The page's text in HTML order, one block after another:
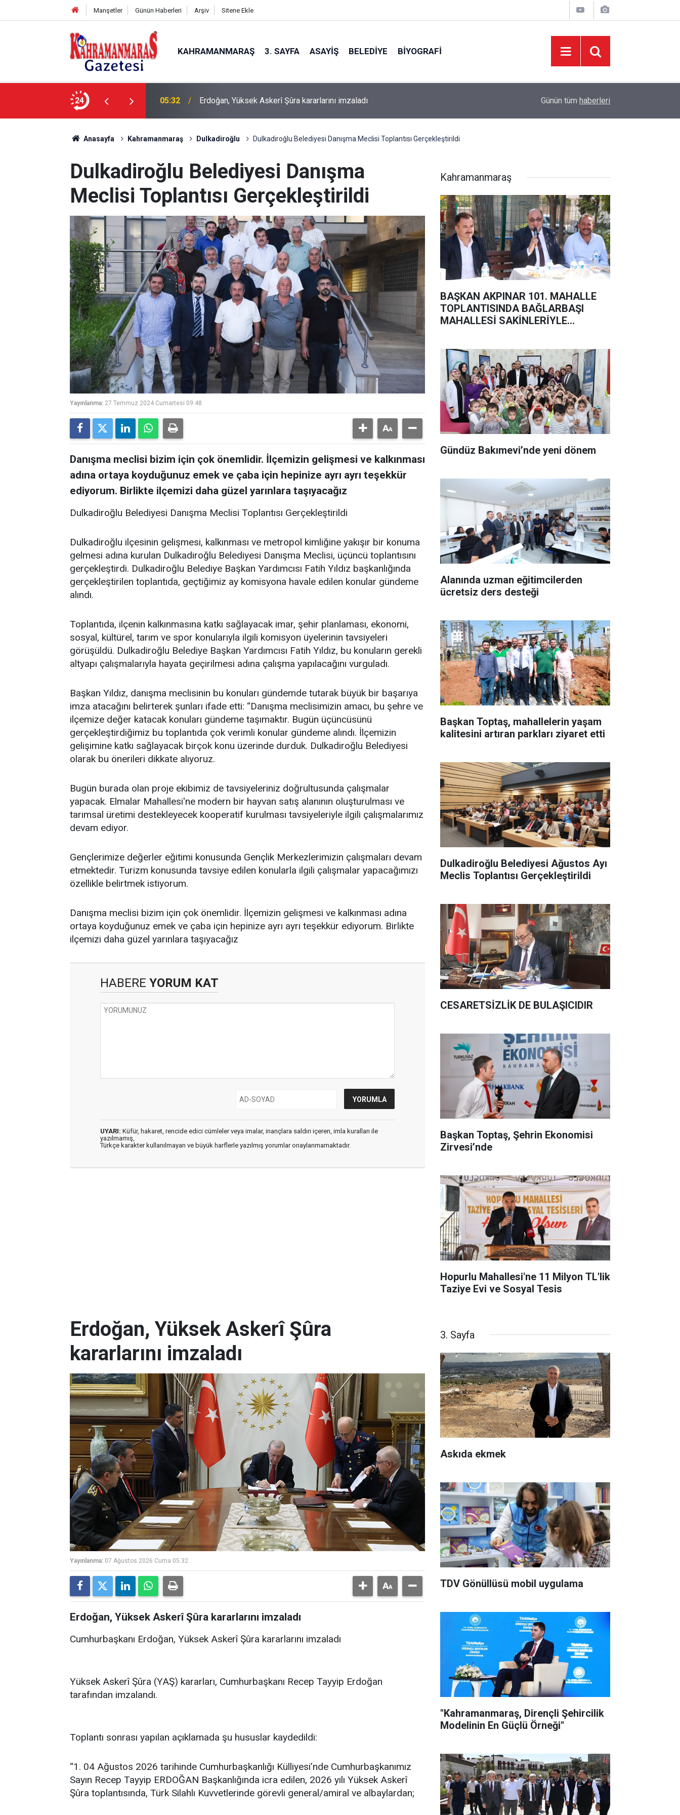
Manşetler Günün Haberleri Arşiv Sitene Ekle
KAHRAMANMARAŞ 3. SAYFA ASAYIŞ BELEDIYE BIYOGRAFI
24
TEDAVİ EDİLEBİLİR 05:32 Erdoğan, Yüksek Askerî Şûra kararlarını imzaladı Geleneksel Ağustos Fuarı’nda Madrigal
Günün tüm haberleri
Anasayfa Kahramanmaraş Dulkadiroğlu Dulkadiroğlu Belediyesi Danışma Meclisi Toplantısı Gerçekleştirildi
Dulkadiroğlu Belediyesi Danışma
Meclisi Toplantısı Gerçekleştirildi
Yayınlanma: 27 Temmuz 2024 Cumartesi 09:48
Danışma meclisi bizim için çok önemlidir. İlçemizin gelişmesi ve kalkınması
adına ortaya koyduğunuz emek ve çaba için hepinize ayrı ayrı teşekkür
ediyorum. Birlikte ilçemizi daha güzel yarınlara taşıyacağız
Dulkadiroğlu Belediyesi Danışma Meclisi Toplantısı Gerçekleştirildi
Dulkadiroğlu ilçesinin gelişmesi, kalkınması ve metropol kimliğine yakışır bir konuma
gelmesi adına kurulan Dulkadiroğlu Belediyesi Danışma Meclisi, üçüncü toplantısını
gerçekleştirdi. Dulkadiroğlu Belediye Başkan Yardımcısı Fatih Yıldız başkanlığında
gerçekleştirilen toplantıda, geçtiğimiz ay komisyona havale edilen konular gündeme
alındı.
Toplantıda, ilçenin kalkınmasına katkı sağlayacak imar, şehir planlaması, ekonomi,
sosyal, kültürel, tarım ve spor konularıyla ilgili komisyon üyelerinin tavsiyeleri
görüşüldü. Dulkadiroğlu Belediye Başkan Yardımcısı Fatih Yıldız, bu konuların gerekli
altyapı çalışmalarıyla hayata geçirilmesi adına çalışma yapılacağını vurguladı.
Başkan Yıldız, danışma meclisinin bu konuları gündemde tutarak büyük bir başarıya
imza atacağını belirterek şunları ifade etti: “Danışma meclisimizin amacı, bu şehre ve
ilçemize değer katacak konuları gündeme taşımaktır. Bugün üçüncüsünü
gerçekleştirdiğimiz bu toplantıda çok verimli konular gündeme alındı. İlçemizin
gelişimine katkı sağlayacak birçok konu üzerinde durduk. Dulkadiroğlu Belediyesi
olarak bu önerileri dikkate alıyoruz.
Bugün burada olan proje ekibimiz de tavsiyeleriniz doğrultusunda çalışmalar
yapacak. Elmalar Mahallesi'ne modern bir hayvan satış alanının oluşturulması ve
tarımsal üretimi destekleyecek kooperatif kurulması tavsiyeleriyle ilgili çalışmalarımız
devam ediyor.
Gençlerimize değerler eğitimi konusunda Gençlik Merkezlerimizin çalışmaları devam
etmektedir. Turizm konusunda tavsiye edilen konularla ilgili çalışmalar yapacağımızı
özellikle belirtmek istiyorum.
Danışma meclisi bizim için çok önemlidir. İlçemizin gelişmesi ve kalkınması adına
ortaya koyduğunuz emek ve çaba için hepinize ayrı ayrı teşekkür ediyorum. Birlikte
ilçemizi daha güzel yarınlara taşıyacağız
HABERE YORUM KAT
UYARI: Küfür, hakaret, rencide edici cümleler veya imalar, inançlara saldırı içeren, imla kuralları ile
yazılmamış,
Türkçe karakter kullanılmayan ve büyük harflerle yazılmış yorumlar onaylanmamaktadır.
Kahramanmaraş
BAŞKAN AKPINAR 101. MAHALLE
TOPLANTISINDA BAĞLARBAŞI
MAHALLESİ SAKİNLERİYLE
Gündüz Bakımevi’nde yeni dönem
Alanında uzman eğitimcilerden
ücretsiz ders desteği
Başkan Toptaş, mahallelerin yaşam
kalitesini artıran parkları ziyaret etti
Dulkadiroğlu Belediyesi Ağustos Ayı
Meclis Toplantısı Gerçekleştirildi
CESARETSİZLİK DE BULAŞICIDIR
Başkan Toptaş, Şehrin Ekonomisi
Zirvesi’nde
Hopurlu Mahallesi'ne 11 Milyon TL'lik
Taziye Evi ve Sosyal Tesis
Erdoğan, Yüksek Askerî Şûra
kararlarını imzaladı
Yayınlanma: 07 Ağustos 2026 Cuma 05:32
Erdoğan, Yüksek Askerî Şûra kararlarını imzaladı
Cumhurbaşkanı Erdoğan, Yüksek Askerî Şûra kararlarını imzaladı
Yüksek Askerî Şûra (YAŞ) kararları, Cumhurbaşkanı Recep Tayyip Erdoğan
tarafından imzalandı.
Toplantı sonrası yapılan açıklamada şu hususlar kaydedildi:
“1. 04 Ağustos 2026 tarihinde Cumhurbaşkanlığı Külliyesi’nde Cumhurbaşkanımız
Sayın Recep Tayyip ERDOĞAN Başkanlığında icra edilen, 2026 yılı Yüksek Askerî
Şûra toplantısında, Türk Silahlı Kuvvetlerinde görevli general/amiral ve albaylardan;
3. Sayfa
Askıda ekmek
TDV Gönüllüsü mobil uygulama
"Kahramanmaraş, Dirençli Şehircilik
Modelinin En Güçlü Örneği"